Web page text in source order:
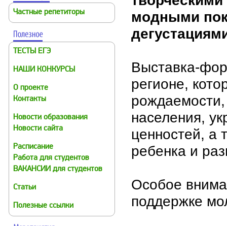
Частные репетиторы
ТЕСТЫ ЕГЭ
НАШИ КОНКУРСЫ
О проекте
Контакты
Новости образования
Новости сайта
Расписание
Работа для студентов
ВАКАНСИИ для студентов
Статьи
Полезные ссылки
модными
Выставка-
регионе,
рождаемости,
населения,
ценностей, а
ребенка и
Особое
поддержке